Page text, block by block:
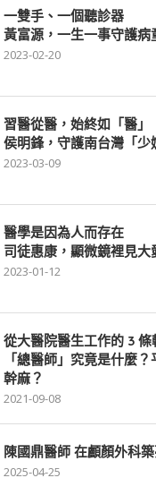
一雙手、一個聽診器
黃富源，一生一事守護病
2023-02-20
習醫從醫，始終如「醫」
侯明鋒，守護南台灣「少
2023-03-09
醫學是因為人而存在
司徒惠康，顯微鏡裡見大
2023-01-12
從大醫院醫生工作的 3 條
「總醫師」究竟是什麼
幹麻？
2021-09-08
陳國鼎醫師 在顱顏外科
2025-04-25